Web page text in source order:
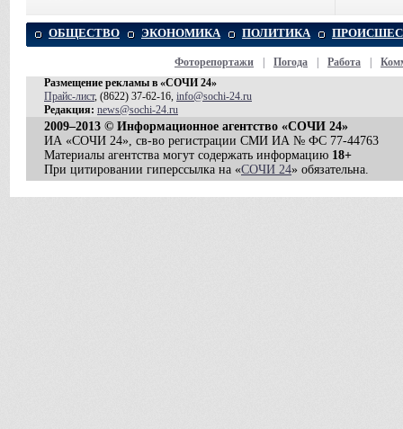
ОБЩЕСТВО ЭКОНОМИКА ПОЛИТИКА
Фоторепортажи Погода Работа
Размещение рекламы в «СОЧИ 24»
Прайс-лист, (8622) 37-62-16, info@sochi-24.ru
Редакция: news@sochi-24.ru
2009–2013 © Информационное агентство «СОЧИ 24»
ИА «СОЧИ 24», св-во регистрации СМИ ИА № ФС 77-44763
Материалы агентства могут содержать информацию 18+
При цитировании гиперссылка на «СОЧИ 24» обязательна.